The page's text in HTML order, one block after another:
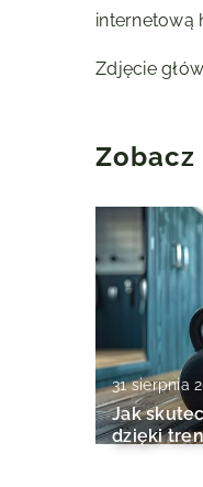
Zdjęcie
Zobacz
31 sierpnia
Jak
dzięki